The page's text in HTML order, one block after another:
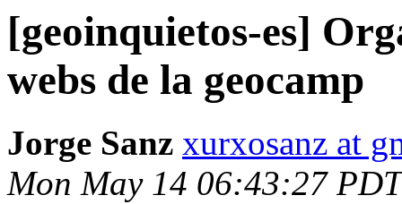
[geoinquietos-es]
webs de la geocamp
Jorge Sanz xurxosanz at
Mon May 14 06:43:27